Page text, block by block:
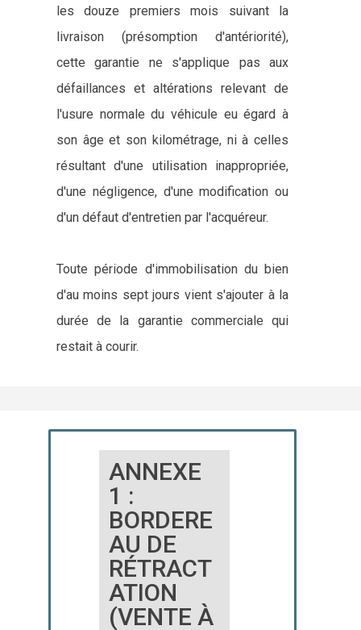
les douze premiers mois suivant la
livraison (présomption d'antériorité),
cette garantie ne s'applique pas aux
défaillances et altérations relevant de
l'usure normale du véhicule eu égard à
son âge et son kilométrage, ni à celles
résultant d'une utilisation inappropriée,
d'une négligence, d'une modification ou
d'un défaut d'entretien par l'acquéreur.
Toute période d'immobilisation du bien
d'au moins sept jours vient s'ajouter à la
durée de la garantie commerciale qui
restait à courir.
ANNEXE
1 :
BORDERE
AU DE
RÉTRACT
ATION
(VENTE À